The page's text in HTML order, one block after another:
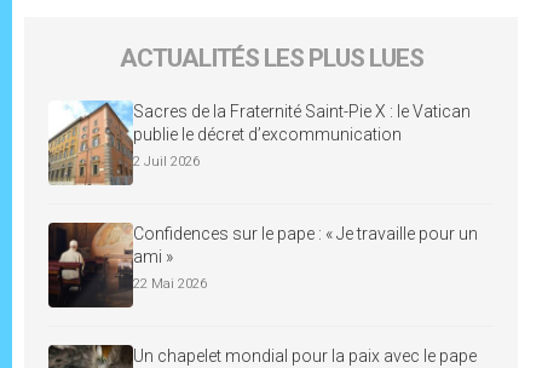
ACTUALITÉS LES PLUS LUES
Sacres de la Fraternité Saint-Pie X : le Vatican
publie le décret d’excommunication
2 Juil 2026
Confidences sur le pape : « Je travaille pour un
ami »
22 Mai 2026
Un chapelet mondial pour la paix avec le pape